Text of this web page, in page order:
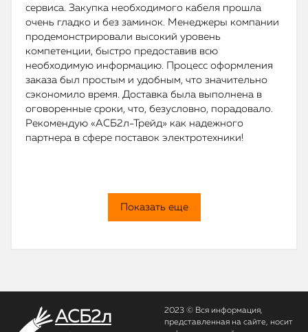
сервиса. Закупка необходимого кабеля прошла
очень гладко и без заминок. Менеджеры компании
продемонстрировали высокий уровень
компетенции, быстро предоставив всю
необходимую информацию. Процесс оформления
заказа был простым и удобным, что значительно
сэкономило время. Доставка была выполнена в
оговоренные сроки, что, безусловно, порадовало.
Рекомендую «АСБ2л-Трейд» как надежного
партнера в сфере поставок электротехники!
Показать еще
АСБ2л
2023 © Вся информация,
представленная на сайте, носит